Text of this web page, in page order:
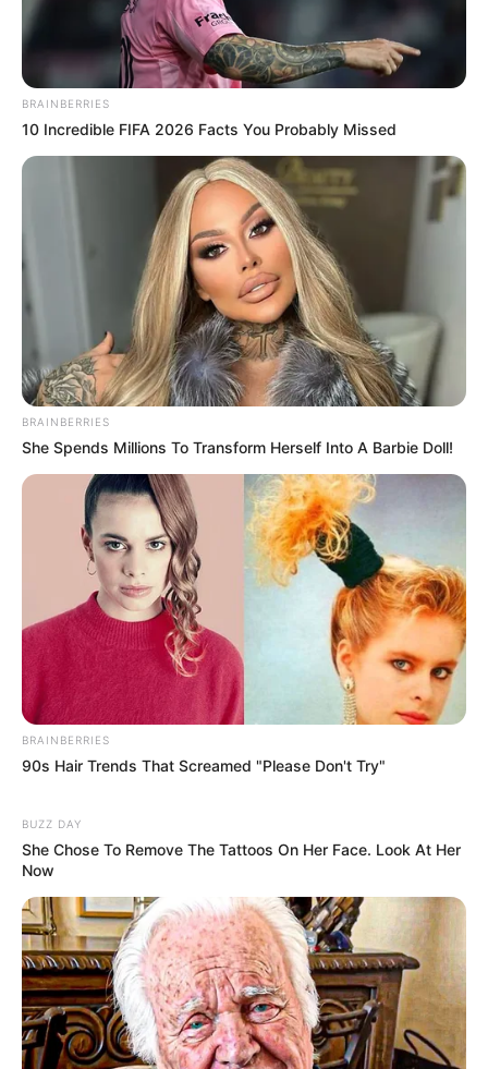
BRAINBERRIES
10 Incredible FIFA 2026 Facts You Probably Missed
BRAINBERRIES
She Spends Millions To Transform Herself Into A Barbie Doll!
BRAINBERRIES
90s Hair Trends That Screamed "Please Don't Try"
BUZZ DAY
She Chose To Remove The Tattoos On Her Face. Look At Her
Now